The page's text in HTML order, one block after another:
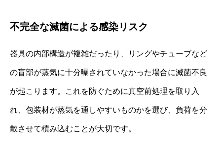
不完全な滅菌による感染リスク
器具の内部構造が複雑だったり、リングやチューブなど
の盲部が蒸気に十分曝されていなかった場合に滅菌不良
が起こります。これを防ぐために真空前処理を取り入
れ、包装材が蒸気を通しやすいものかを選び、負荷を分
散させて積み込むことが大切です。